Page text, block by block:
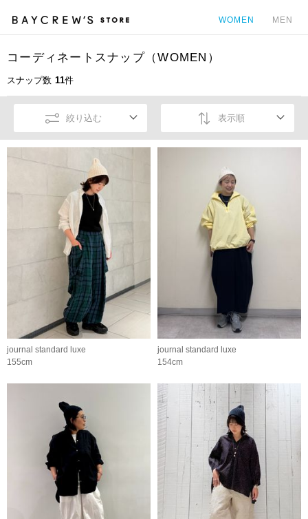
WOMEN MEN
コーディネートスナップ（WOMEN）
スナップ数 11件
絞り込む 表示順
journal standard luxe
155cm
journal standard luxe
154cm